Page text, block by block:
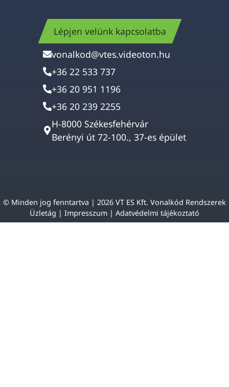
Lépjen velünk kapcsolatba
vonalkod@vtes.videoton.hu
+36 22 533 737
+36 20 951 1196
+36 20 239 2255
H-8000 Székesfehérvár
Berényi út 72-100., 37-es épület
© Minden jog fenntartva | 2026 VT ES Kft. Vonalkód Rendszerek
Üzletág | Impresszum | Adatvédelmi tájékoztató